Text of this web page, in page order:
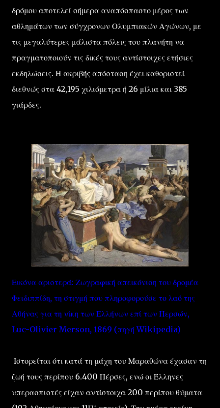
δρόμου αποτελεί σήμερα αναπόσπαστο μέρος των
αθλημάτων των σύγχρονων Ολυμπιακών Αγώνων, με
τις μεγαλύτερες μάλιστα πόλεις του πλανήτη να
πραγματοποιούν τις δικές τους αντίστοιχες ετήσιες
εκδηλώσεις. Η ακριβής απόσταση έχει καθοριστεί
διεθνώς στα 42,195 χιλιόμετρα ή 26 μίλια και 385
γιάρδες.
Εικόνα αριστερά: Ζωγραφική απεικόνιση του δρομέα
Φειδιππίδη, τη στιγμή που πληροφορούσε το λαό της
Αθήνας για τη νίκη των Ελλήνων επί των Περσών,
Luc-Olivier Merson, 1869 (πηγή Wikipedia)
Ιστορείται ότι κατά τη μάχη του Μαραθώνα έχασαν τη
ζωή τους περίπου 6.400 Πέρσες, ενώ οι Έλληνες
υπερασπιστές είχαν αντίστοιχα 200 περίπου θύματα